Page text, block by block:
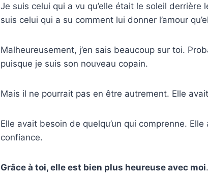
Je suis celui qui a vu qu’elle était le soleil
suis celui qui a su comment lui donner l’amour
Malheureusement, j’en sais beaucoup sur toi.
puisque je suis son nouveau copain.
Mais il ne pourrait pas en être autrement. Elle
Elle avait besoin de quelqu’un qui comprenne.
confiance.
Grâce à toi, elle est bien plus heureuse avec moi